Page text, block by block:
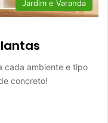
Jardim e Varanda
cada ambiente e tipo
concreto!